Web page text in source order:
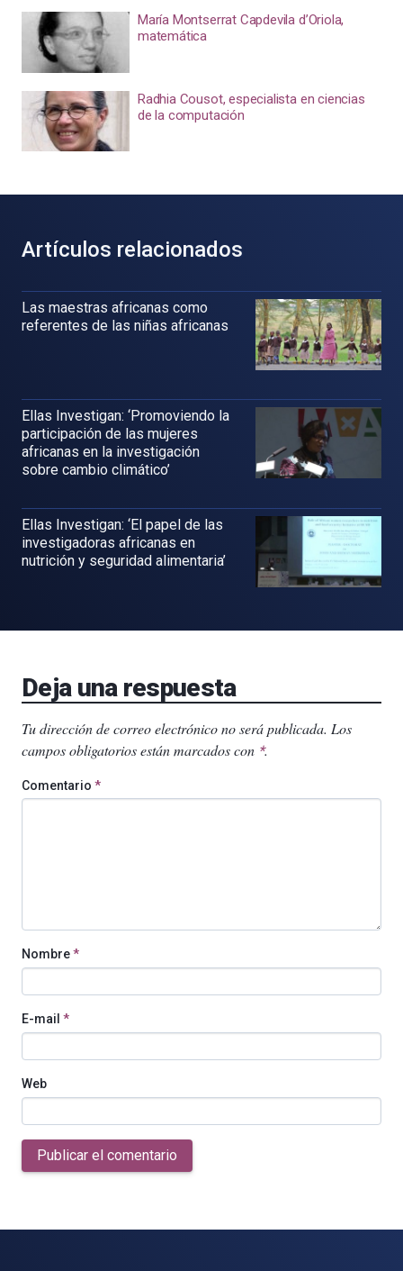
María Montserrat Capdevila d’Oriola,
matemática
Radhia Cousot, especialista en ciencias
de la computación
Artículos relacionados
Las maestras africanas como
referentes de las niñas africanas
Ellas Investigan: ‘Promoviendo la
participación de las mujeres
africanas en la investigación
sobre cambio climático’
Ellas Investigan: ‘El papel de las
investigadoras africanas en
nutrición y seguridad alimentaria’
Deja una respuesta
Tu dirección de correo electrónico no será publicada. Los
campos obligatorios están marcados con *.
Comentario *
Nombre*
E-mail *
Web
Publicar el comentario